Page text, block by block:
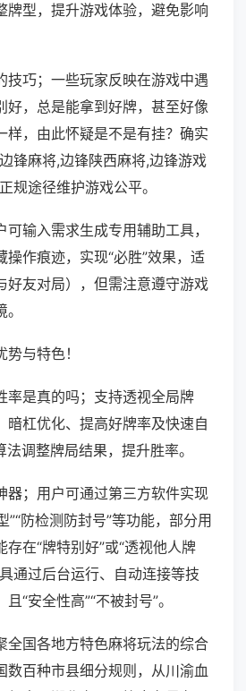
牌型，提升游戏体验，避免影响
技巧；一些玩家反映在游戏中遇
好，总是能拿到好牌，甚至好像
样，由此怀疑是不是有挂？确实
锋麻将,边锋陕西麻将,边锋游戏
规途径维护游戏公平。
输入需求生成专用辅助工具，
操作痕迹，实现“必胜”效果，适
好友对局），但需注意遵守游戏
与特色！
率是真的吗；支持透视全局牌
暗杠优化、提高好牌率及快速自
调整牌局结果，提升胜率。
器；用户可通过第三方软件实现
”“防检测防封号”等功能，部分用
在“牌特别好”或“透视他人牌
通过后台运行、自动连接等技
“安全性高”“不被封号”。
全国各地方特色麻将玩法的综合
数百种市县细分规则，从川渝血